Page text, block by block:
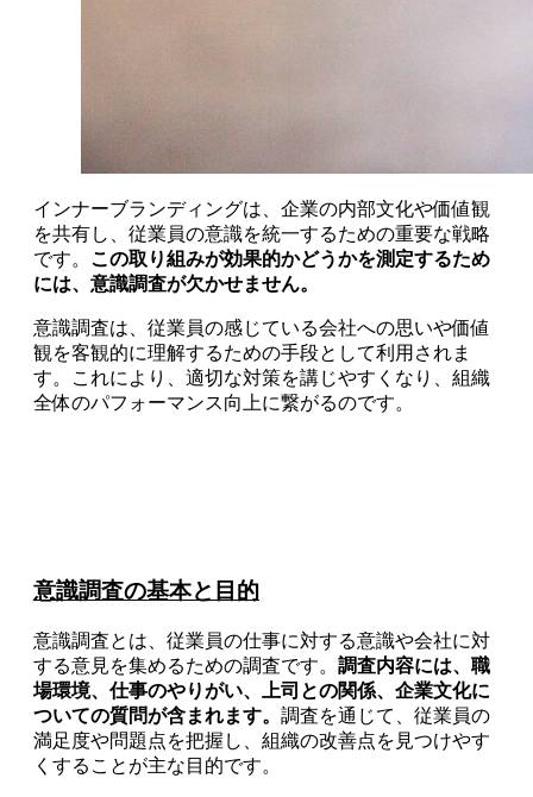
インナーブランディングは、企業の内部文化や価値観
を共有し、従業員の意識を統一するための重要な戦略
です。 この取り組みが効果的かどうかを測定するため
には、意識調査が欠かせません。
意識調査は、従業員の感じている会社への思いや価値
観を客観的に理解するための手段として利用されま
す。これにより、適切な対策を講じやすくなり、組織
全体のパフォーマンス向上に繋がるのです。
意識調査の基本と目的
意識調査とは、従業員の仕事に対する意識や会社に対
する意見を集めるための調査です。 調査内容には、職
場環境、仕事のやりがい、上司との関係、企業文化に
ついての質問が含まれます。 調査を通じて、従業員の
満足度や問題点を把握し、組織の改善点を見つけやす
くすることが主な目的です。